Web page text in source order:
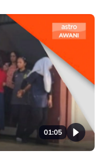
01:05